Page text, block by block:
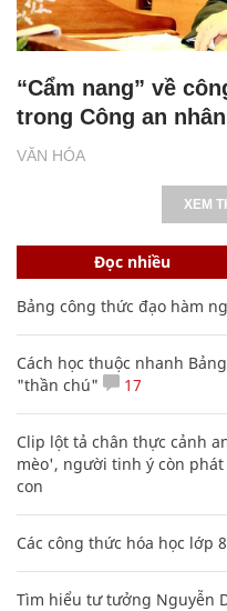
VĂN HÓA
“Cẩm nang” về
trong Công an
XEM
Đọc nhiều
Bảng công thức đạo hàm
Cách học thuộc nhanh
"thần chú"
17
Clip lột tả chân thực cảnh
mèo', người tinh ý còn
con
Các công thức hóa học lớp
Tìm hiểu tư tưởng Nguyễn